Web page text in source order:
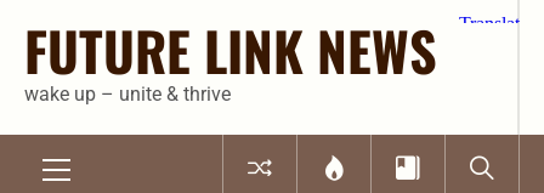
content
FUTURE LINK NEWS
wake up – unite & thrive